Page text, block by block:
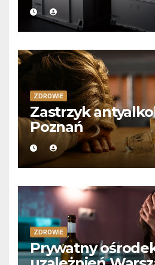
ZDROWIE
Zastrzyk
Poznań
ZDROWIE
Prywatny